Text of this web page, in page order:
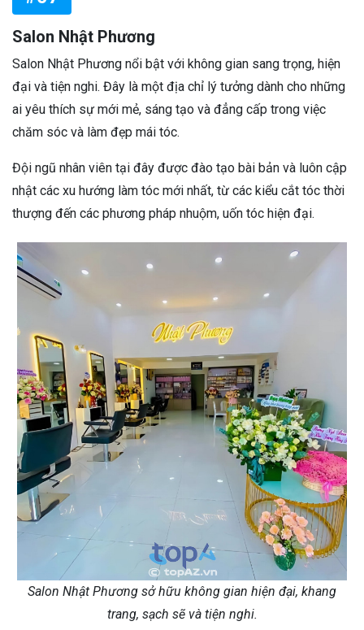
Salon Nhật Phương
Salon Nhật Phương nổi bật với không gian sang trọng, hiện
đại và tiện nghi. Đây là một địa chỉ lý tưởng dành cho những
ai yêu thích sự mới mẻ, sáng tạo và đẳng cấp trong việc
chăm sóc và làm đẹp mái tóc.
Đội ngũ nhân viên tại đây được đào tạo bài bản và luôn cập
nhật các xu hướng làm tóc mới nhất, từ các kiểu cắt tóc thời
thượng đến các phương pháp nhuộm, uốn tóc hiện đại.
Salon Nhật Phương sở hữu không gian hiện đại, khang
trang, sạch sẽ và tiện nghi.